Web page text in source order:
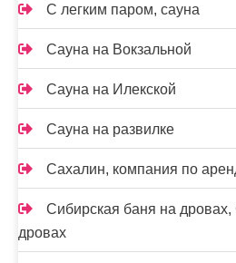
С легким паром, сауна
Сауна на Вокзальной
Сауна на Илекской
Сауна на развилке
Сахалин, компания по
Сибирская баня на
дровах